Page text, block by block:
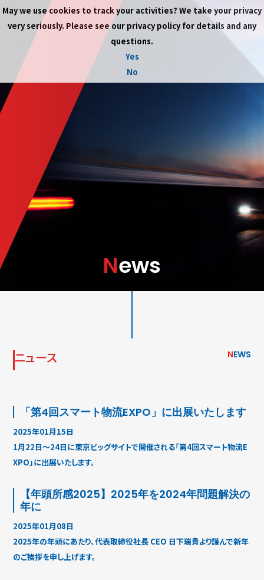
News
ニュース NEWS
「第4回スマート物流EXPO」に出展いたします
2025年01月15日
1月22日〜24日に東京ビッグサイトで開催される「第4回スマート物流E
XPO」に出展いたします。
【年頭所感2025】2025年を2024年問題解決の
年に
2025年01月08日
2025年の年頭にあたり、代表取締役社長 CEO 日下瑞貴より謹んで新年
のご挨拶を申し上げます。
May we use cookies to track your activities? We take your privacy
very seriously. Please see our privacy policy for details and any
questions.
Yes
No